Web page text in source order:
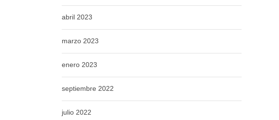
abril 2023
marzo 2023
enero 2023
septiembre 2022
julio 2022